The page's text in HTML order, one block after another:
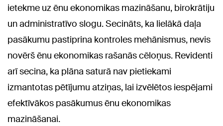
ietekme uz ēnu ekonomikas mazināšanu, birokrātiju
un administratīvo slogu. Secināts, ka lielākā daļa
pasākumu pastiprina kontroles mehānismus, nevis
novērš ēnu ekonomikas rašanās cēloņus. Revidenti
arī secina, ka plāna saturā nav pietiekami
izmantotas pētījumu atziņas, lai izvēlētos iespējami
efektīvākos pasākumus ēnu ekonomikas
mazināšanai.